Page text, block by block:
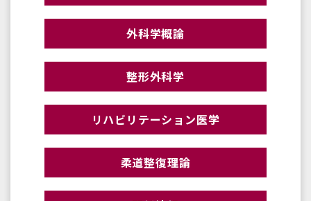
外科学概論
整形外科学
リハビリテーション医学
柔道整復理論